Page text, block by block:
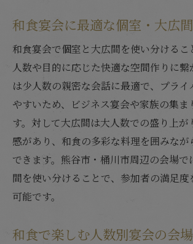
和食宴会に最適な個室・大広
和食宴会で個室と大広間を使い分けるこ
人数や目的に応じた快適な空間作りに繋
は少人数の親密な会話に最適で、プライ
やすいため、ビジネス宴会や家族の集ま
す。対して大広間は大人数での盛り上が
感があり、和食の多彩な料理を囲みなが
できます。熊谷市・桶川市周辺の会場で
間を使い分けることで、参加者の満足度
可能です。
和食で楽しむ人数別宴会の会